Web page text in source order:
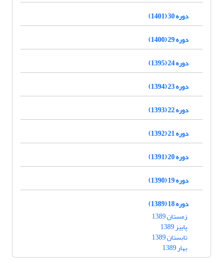
دوره 30 (1401)
دوره 29 (1400)
دوره 24 (1395)
دوره 23 (1394)
دوره 22 (1393)
دوره 21 (1392)
دوره 20 (1391)
دوره 19 (1390)
دوره 18 (1389)
زمستان 1389
پاییز 1389
تابستان 1389
بهار 1389